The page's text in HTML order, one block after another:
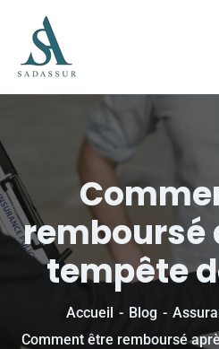
remboursé
tempête
Accueil Blog
Comment être remboursé